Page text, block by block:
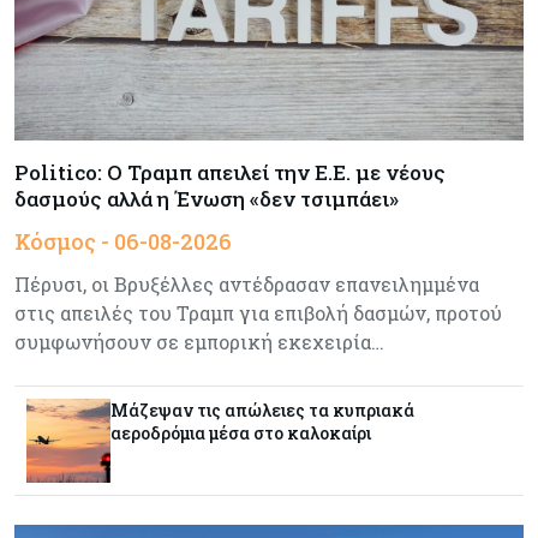
Τζεφ Μπέζος και Λεονάρντο Ντι Κάπριο
ενώνουν τις δυνάμεις τους σε deal μαμούθ $200
εκατ.
Tech 05-08-2026
Qwen3.8-Max με προηγμένες δυνατότητες
προγραμματισμού
Αυξημένος κατά 3,4% ο δείκτης κύκλου
εργασιών στη βιομηχανία το πεντάμηνο
Κύπρος
640 περισσότεροι άνεργοι σε σχέση με πέρσι
Κόσμος 05-08-2026
Politico: Ο Τραμπ απειλεί την Ε.Ε. με νέους
δασμούς αλλά η Ένωση «δεν τσιμπάει»
Κόσμος - 06-08-2026
Πέρυσι, οι Βρυξέλλες αντέδρασαν επανειλημμένα
στις απειλές του Τραμπ για επιβολή δασμών, προτού
συμφωνήσουν σε εμπορική εκεχειρία…
Μάζεψαν τις απώλειες τα κυπριακά
αεροδρόμια μέσα στο καλοκαίρι